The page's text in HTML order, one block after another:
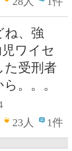
ね、強
ワイセ
た受刑者
。。。
23人 1件